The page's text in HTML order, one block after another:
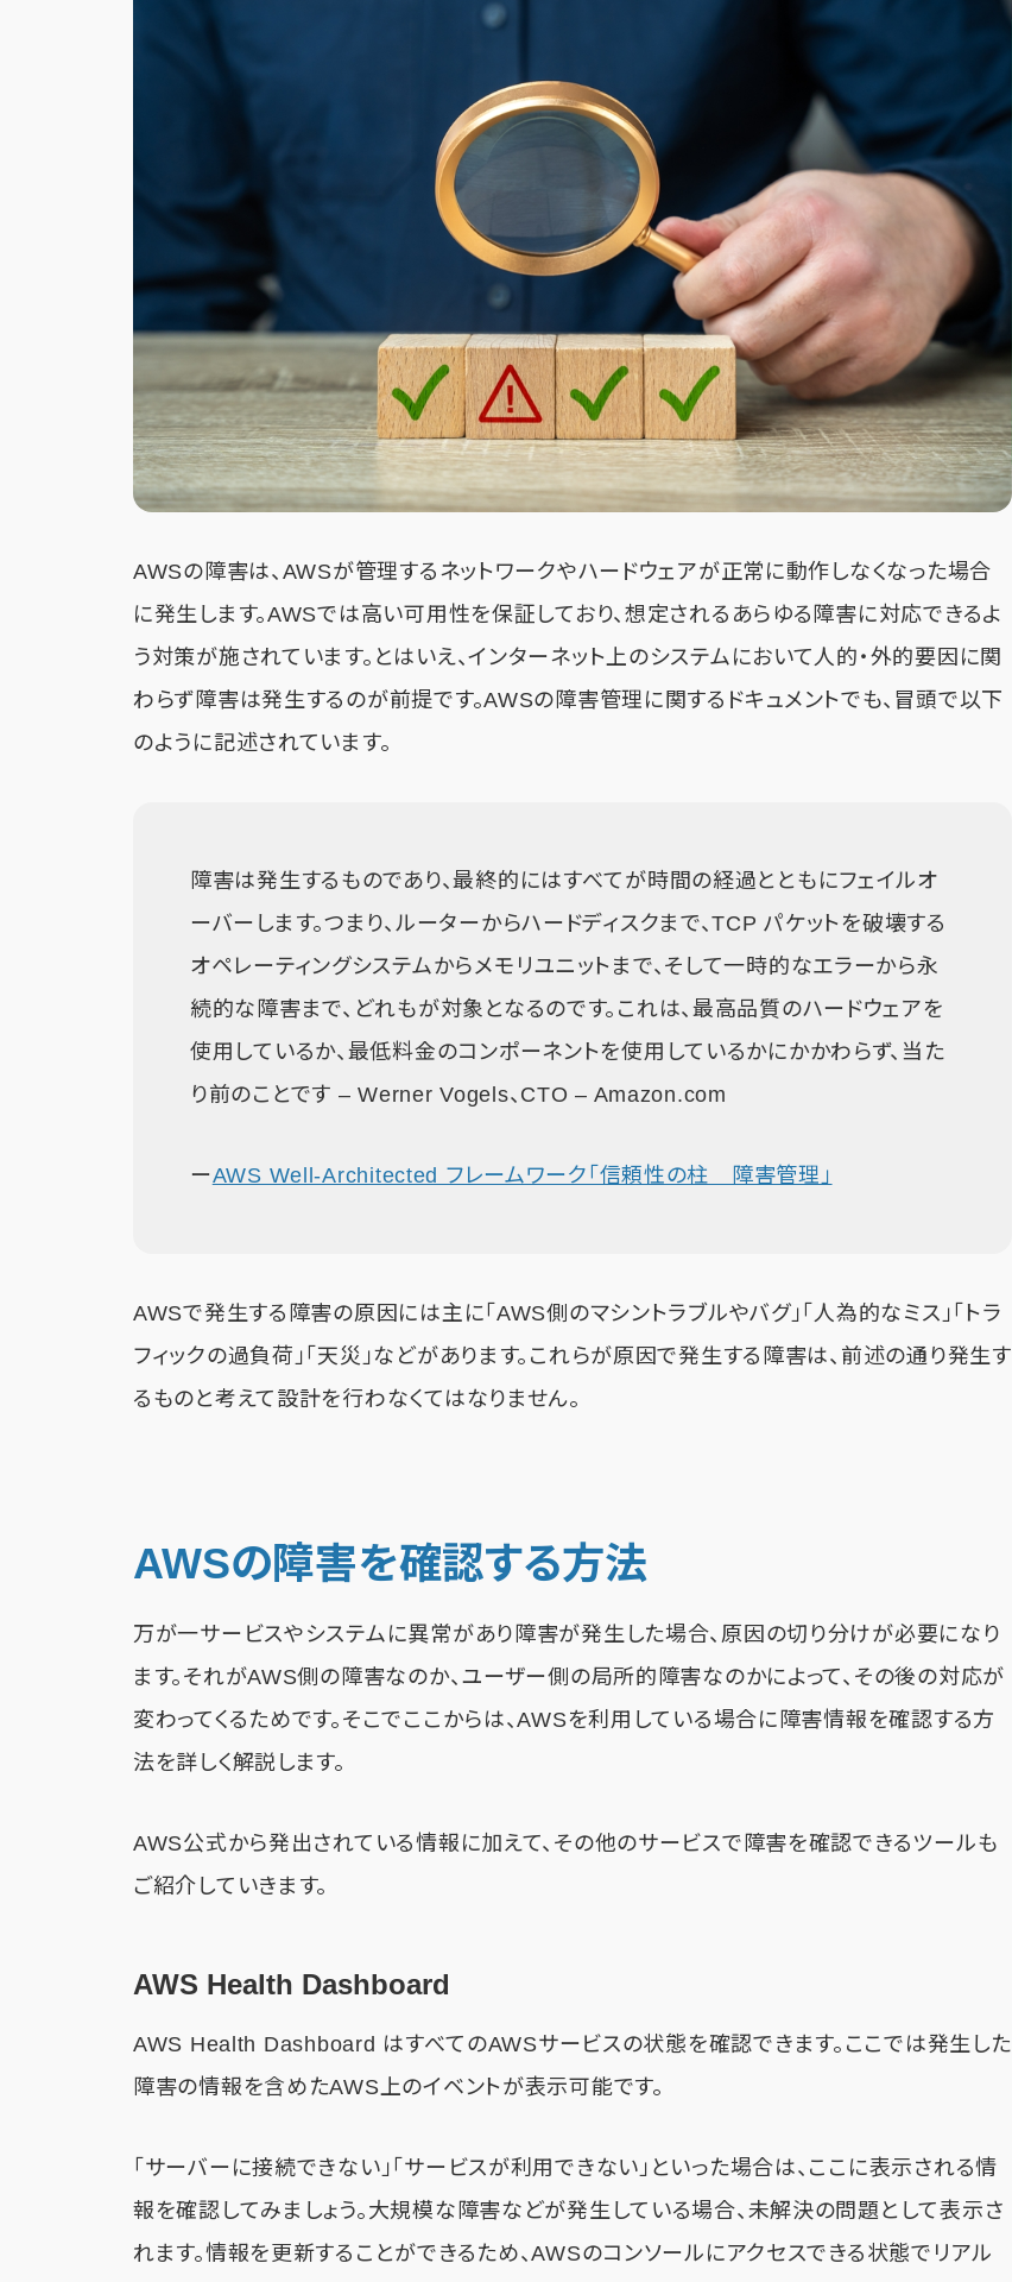
AWSの障害は、AWSが管理するネットワークやハードウェアが正常に動作しなくなった場合
に発生します。AWSでは高い可用性を保証しており、想定されるあらゆる障害に対応できるよ
う対策が施されています。とはいえ、インターネット上のシステムにおいて人的・外的要因に関
わらず障害は発生するのが前提です。AWSの障害管理に関するドキュメントでも、冒頭で以下
のように記述されています。
障害は発生するものであり、最終的にはすべてが時間の経過とともにフェイルオ
ーバーします。つまり、ルーターからハードディスクまで、TCP パケットを破壊する
オペレーティングシステムからメモリユニットまで、そして一時的なエラーから永
続的な障害まで、どれもが対象となるのです。これは、最高品質のハードウェアを
使用しているか、最低料金のコンポーネントを使用しているかにかかわらず、当た
り前のことです – Werner Vogels、CTO – Amazon.com
ーAWS Well-Architected フレームワーク「信頼性の柱 障害管理」
AWSで発生する障害の原因には主に「AWS側のマシントラブルやバグ」「人為的なミス」「トラ
フィックの過負荷」「天災」などがあります。これらが原因で発生する障害は、前述の通り発生す
るものと考えて設計を行わなくてはなりません。
AWSの障害を確認する方法
万が一サービスやシステムに異常があり障害が発生した場合、原因の切り分けが必要になり
ます。それがAWS側の障害なのか、ユーザー側の局所的障害なのかによって、その後の対応が
変わってくるためです。そこでここからは、AWSを利用している場合に障害情報を確認する方
法を詳しく解説します。
AWS公式から発出されている情報に加えて、その他のサービスで障害を確認できるツールも
ご紹介していきます。
AWS Health Dashboard
AWS Health Dashboard はすべてのAWSサービスの状態を確認できます。ここでは発生した
障害の情報を含めたAWS上のイベントが表示可能です。
「サーバーに接続できない」「サービスが利用できない」といった場合は、ここに表示される情
報を確認してみましょう。大規模な障害などが発生している場合、未解決の問題として表示さ
れます。情報を更新することができるため、AWSのコンソールにアクセスできる状態でリアル